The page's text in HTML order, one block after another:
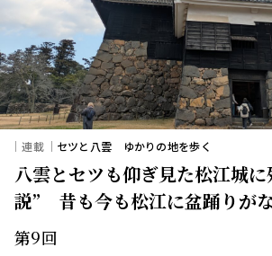
｜連載｜ セツと八雲 ゆかりの地を歩く
八雲とセツも仰ぎ見た松江城
説” 昔も今も松江に盆踊りが
第9回